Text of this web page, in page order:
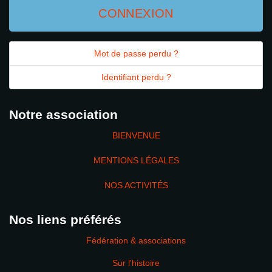
CONNEXION
Mot de passe perdu ?
Identifiant perdu ?
Notre association
BIENVENUE
MENTIONS LÉGALES
NOS ACTIVITÉS
Nos liens préférés
Fédération & associations
Sur l'histoire